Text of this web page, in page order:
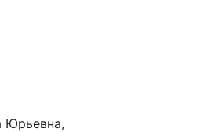
Юрьевна,